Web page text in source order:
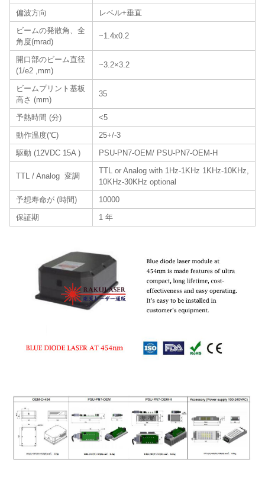
偏波方向
レベル+垂直
ビームの発散角、全
角度(mrad)
~1.4x0.2
開口部のビーム直径
(1/e2 ,mm)
~3.2×3.2
ビームプリント基板
高さ (mm)
35
予熱時間 (分)
<5
動作温度(℃)
25+/-3
駆動 (12VDC 15A )
PSU-PN7-OEM/ PSU-PN7-OEM-H
TTL / Analog 変調
TTL or Analog with 1Hz-1KHz 1KHz-10KHz,
10KHz-30KHz optional
予想寿命が (時間)
10000
保証期
1 年